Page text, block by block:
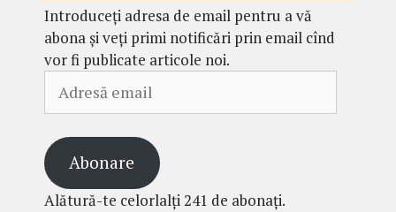
Introduceți adresa de email pentru a vă
abona și veți primi notificări prin email cînd
vor fi publicate articole noi.
email
Abonare
Alătură-te celorlalți 241 de abonați.